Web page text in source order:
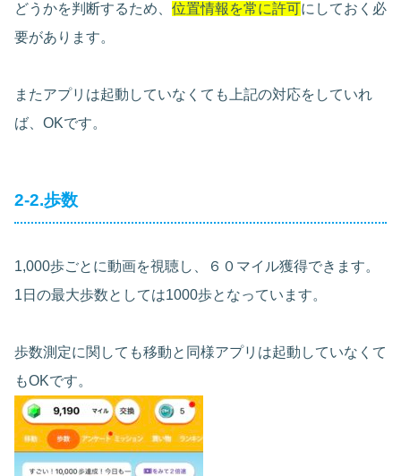
どうかを判断するため、 位置情報を常に許可にしておく必
要があります。
またアプリは起動していなくても上記の対応をしていれ
ば、OKです。
2-2.歩数
1,000歩ごとに動画を視聴し、６０マイル獲得できます。
1日の最大歩数としては1000歩となっています。
歩数測定に関しても移動と同様アプリは起動していなくて
もOKです。